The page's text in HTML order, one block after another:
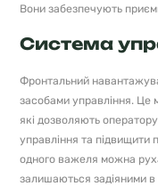
Вони забезпечують
Система
Фронтальний
засобами управління. Це
які дозволяють
управління та підвищити
одного важеля можна
залишаються задіяними в